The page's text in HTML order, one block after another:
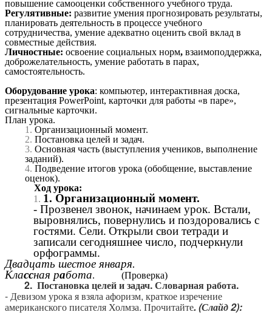
повышение самооценки собственного учебного труда.
Регулятивные: развитие умения прогнозировать результаты,
планировать деятельность в процессе учебного
сотрудничества, умение адекватно оценить свой вклад в
совместные действия.
Личностные: освоение социальных норм, взаимоподдержка,
доброжелательность, умение работать в парах,
самостоятельность.
Оборудование урока: компьютер, интерактивная доска,
презентация PowerPoint, карточки для работы «в паре»,
сигнальные карточки.
План урока.
Организационный момент.
Постановка целей и задач.
Основная часть (выступления учеников, выполнение
заданий).
Подведение итогов урока (обобщение, выставление
оценок).
Ход урока:
1. Организационный момент.
- Прозвенел звонок, начинаем урок. Встали,
выровнялись, повернулись и поздоровались с
гостями. Сели. Открыли свои тетради и
записали сегодняшнее число, подчеркнули
орфограммы.
Двадцать шестое января.
Классная работа. (Проверка)
2. Постановка целей и задач. Словарная работа.
- Девизом урока я взяла афоризм, краткое изречение
американского писателя Холмза. Прочитайте. (Слайд 2):